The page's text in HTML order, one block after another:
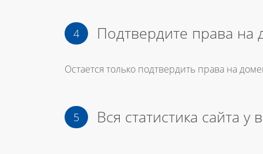
Подтвердите права на
Остается только подтвердить права на
Вся статистика сайта у